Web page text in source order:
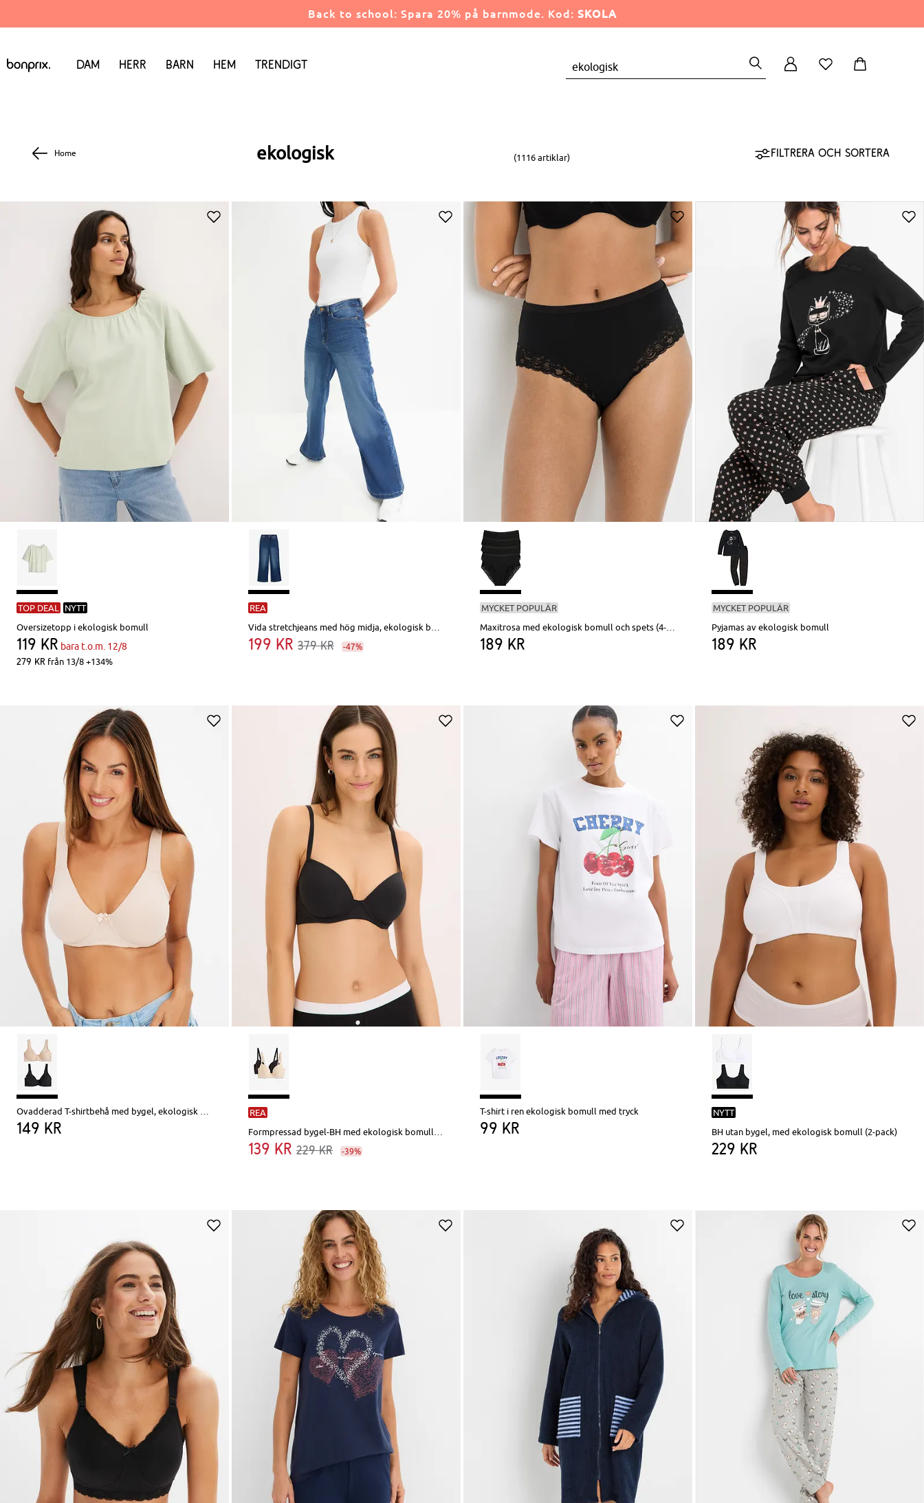
Back to school: Spara 20% på barnmode. Kod: SKOLA
Dam Herr Barn Hem Trendigt
Home ekologisk (1116 artiklar) Filtrera och sortera
TOP DEAL NYTT
Oversizetopp i ekologisk bomull
119 kr bara t.o.m. 12/8
279 kr från 13/8 +134%
REA
Vida stretchjeans med hög midja, ekologisk bomull
199 kr 379 kr -47%
MYCKET POPULÄR
Maxitrosa med ekologisk bomull och spets (4-pack)
189 kr
MYCKET POPULÄR
Pyjamas av ekologisk bomull
189 kr
149 kr
REA
139 kr 229 kr -39%
T-shirt i ren ekologisk bomull med tryck
99 kr
NYTT
BH utan bygel, med ekologisk bomull (2-pack)
229 kr